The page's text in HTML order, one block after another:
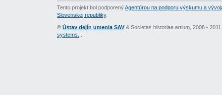
Tento projekt bol podporenýAgentúrou na podporu výskumu a
Slovenskej republiky.
© Ústav dejín umenia SAV & Societas historiae artium, 2008 -
systems.